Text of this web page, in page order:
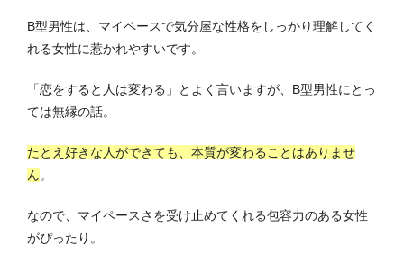
B型男性は、マイペースで気分屋な性格をしっかり理解してく
れる女性に惹かれやすいです。
「恋をすると人は変わる」とよく言いますが、B型男性にとっ
ては無縁の話。
たとえ好きな人ができても、本質が変わることはありませ
ん。
なので、マイペースさを受け止めてくれる包容力のある女性
がぴったり。